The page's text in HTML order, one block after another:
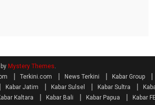
Mystery Themes.
Terkini.com News Terkini Kabar Group
Kabar Jatim Kabar Sulsel Kabar Sultra
Kaltara Kabar Bali Kabar Papua Kabar